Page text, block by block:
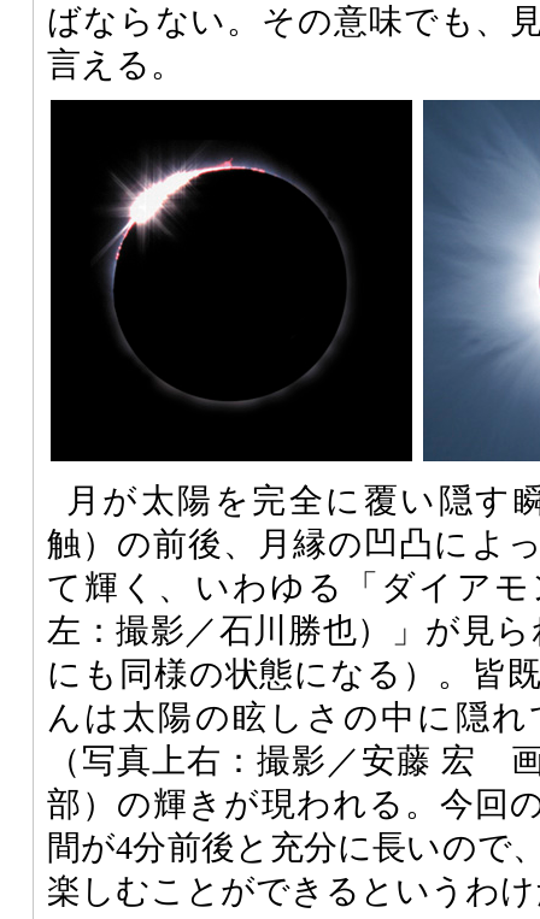
ばならない。その意味でも、
言える。
月が太陽を完全に覆い隠す
触）の前後、月縁の凹凸によ
て輝く、いわゆる「ダイア
左：撮影／石川勝也）」が見
にも同様の状態になる）。皆
んは太陽の眩しさの中に隠
（写真上右：撮影／安藤 宏
部）の輝きが現われる。今回
間が4分前後と充分に長いので
楽しむことができるというわ